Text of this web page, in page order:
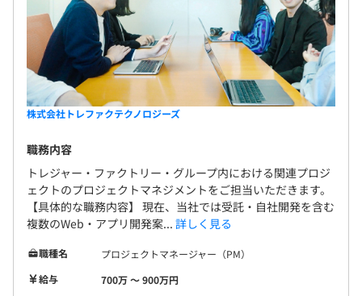
・エンジニア／28歳
FireBaseプラットフォームによるWebサイト開発
・エンジニア／30歳
Laravel、Codeigniterによる開発、インフラ設計など
・スクラムによるアジャイル開発手法を用いて、案件ごと
に2〜3名で開発を担当します。
・役割分担としては、ディレクター・デザイナー・エンジ
ニアが関わって、開発していくことが多いです。
株式会社トレファクテクノロジーズ
職務内容
トレジャー・ファクトリー・グループ内における関連プロジ
ェクトのプロジェクトマネジメントをご担当いただきます。
【具体的な職務内容】 現在、当社では受託・自社開発を含む
複数のWeb・アプリ開発案... 詳しく見る
職種名
プロジェクトマネージャー（PM）
給与
700万 〜 900万円